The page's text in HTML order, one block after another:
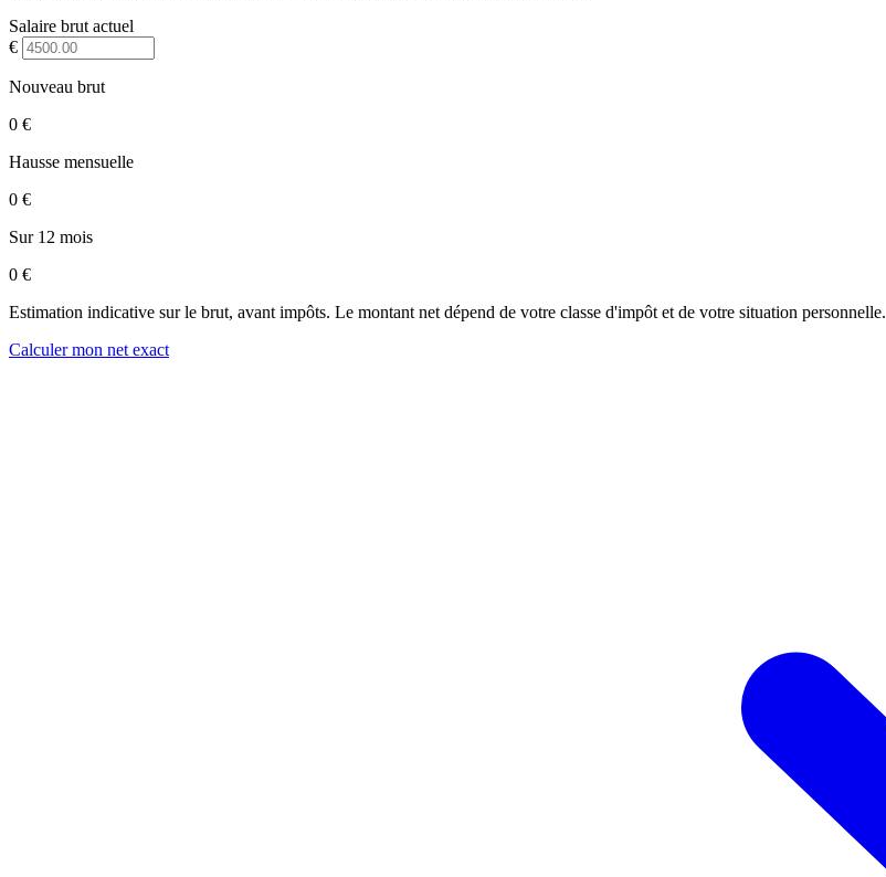
Salaire brut actuel
€
Nouveau brut
0 €
Hausse mensuelle
0 €
Sur 12 mois
0 €
Estimation indicative sur le brut, avant impôts. Le montant net dépend de votre classe d'impôt et de votre situation personnelle.
Calculer mon net exact